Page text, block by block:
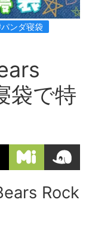
ンダ寝袋
袋で特
Rock